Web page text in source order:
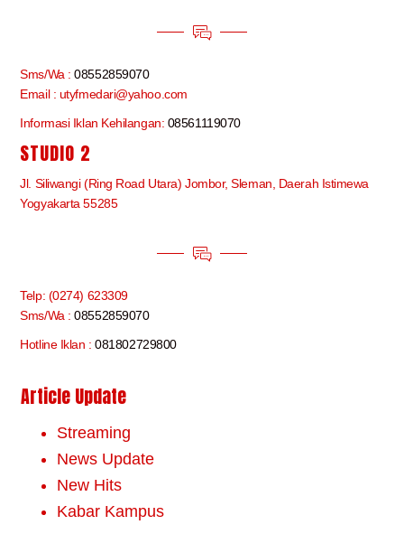
Sms/Wa :08552859070
Email : utyfmedari@yahoo.com
Informasi Iklan Kehilangan: 08561119070
STUDIO 2
Jl. Siliwangi (Ring Road Utara) Jombor, Sleman, Daerah Istimewa
Yogyakarta 55285
Telp: (0274) 623309
Sms/Wa :08552859070
Hotline Iklan :081802729800
Article Update
Streaming
News Update
New Hits
Kabar Kampus